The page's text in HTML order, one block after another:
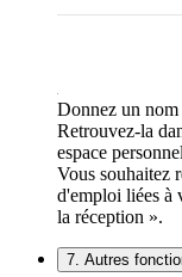
Donnez un nom
Retrouvez-la
espace
Vous souhaitez
d'emploi liées à
la réception ».
7. Autres